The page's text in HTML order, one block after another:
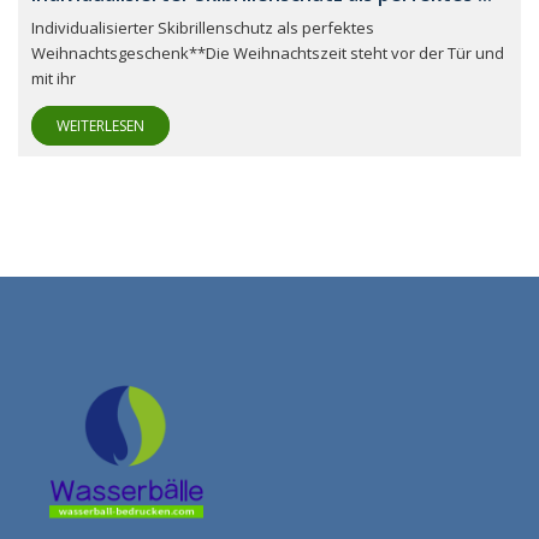
Individualisierter Skibrillenschutz als perfektes
Weihnachtsgeschenk**Die Weihnachtszeit steht vor der Tür und
mit ihr
WEITERLESEN